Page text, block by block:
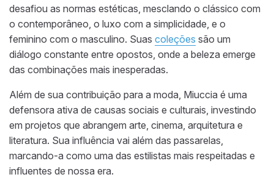
desafiou as normas estéticas, mesclando o clássico com
o contemporâneo, o luxo com a simplicidade, e o
feminino com o masculino. Suas coleções são um
diálogo constante entre opostos, onde a beleza emerge
das combinações mais inesperadas.
Além de sua contribuição para a moda, Miuccia é uma
defensora ativa de causas sociais e culturais, investindo
em projetos que abrangem arte, cinema, arquitetura e
literatura. Sua influência vai além das passarelas,
marcando-a como uma das estilistas mais respeitadas e
influentes de nossa era.